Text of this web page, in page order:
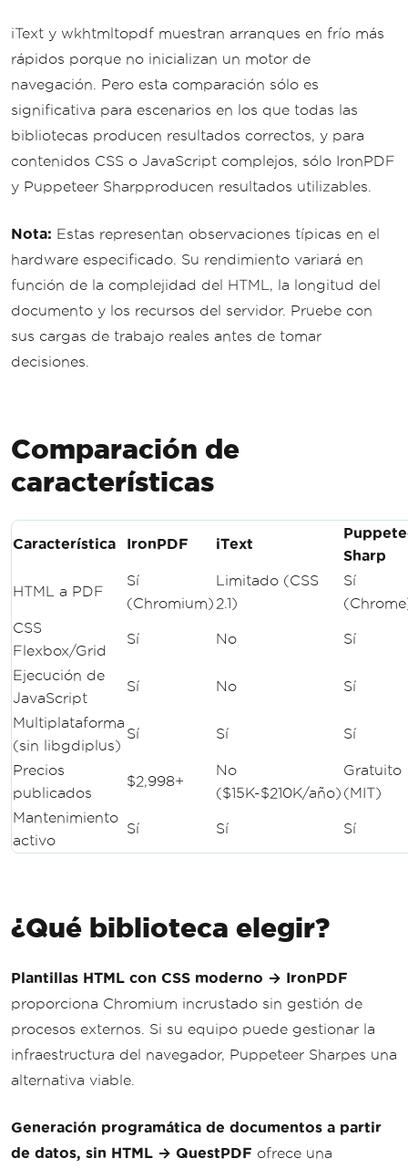
iText y wkhtmltopdf muestran arranques en frío más
rápidos porque no inicializan un motor de
navegación. Pero esta comparación sólo es
significativa para escenarios en los que todas las
bibliotecas producen resultados correctos, y para
contenidos CSS o JavaScript complejos, sólo IronPDF
y Puppeteer Sharpproducen resultados utilizables.
Nota: Estas representan observaciones típicas en el
hardware especificado. Su rendimiento variará en
función de la complejidad del HTML, la longitud del
documento y los recursos del servidor. Pruebe con
sus cargas de trabajo reales antes de tomar
decisiones.
Comparación de
características
Característica IronPDF iText
Sharp
HTML a PDF
Sí
(Chromium)
Limitado (CSS
2.1)
Sí
CSS
Flexbox/Grid
Sí No Sí
Ejecución de
JavaScript
Sí No Sí
Multiplataforma
(sin libgdiplus)
Sí Sí Sí
Precios
publicados
$2,998+
No
($15K-$210K/año)
Gratuito
(MIT)
Mantenimiento
activo
Sí Sí Sí
¿Qué biblioteca elegir?
Plantillas HTML con CSS moderno → IronPDF
proporciona Chromium incrustado sin gestión de
procesos externos. Si su equipo puede gestionar la
infraestructura del navegador, Puppeteer Sharpes una
alternativa viable.
Generación programática de documentos a partir
de datos, sin HTML → QuestPDF ofrece una